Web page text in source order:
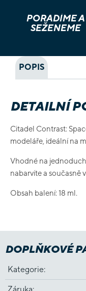
PORADÍME A
SEŽENEME
POPIS
DETAILNÍ
Citadel Contrast:
modeláře, ideální na
Vhodné na
nabarvíte a současně
Obsah balení: 18 ml.
DOPLŇKOVÉ
Kategorie: